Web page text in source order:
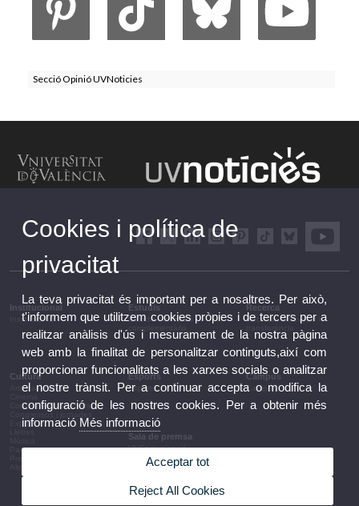
Secció Opinió UVNoticies
Institucional
Institucional
Estudis
Estudis i formació
Recerca
Recerca, innovació i
Cultura
Arts escèniques
Conferències i debats
Congressos i jornades
Exposicions
Patrimoni
Esports
Esports
Campus
Campus
Sala de premsa
UVComunicació
Notes de premsa
Agenda de govern
Informació corporativa
Cookies i política de
privacitat
La teva privacitat és important per a nosaltres. Per això,
t'informem que utilitzem cookies pròpies i de tercers per a
realitzar anàlisis d'ús i mesurament de la nostra pàgina
web amb la finalitat de personalitzar continguts,així com
proporcionar funcionalitats a les xarxes socials o analitzar
el nostre trànsit. Per a continuar accepta o modifica la
configuració de les nostres cookies. Per a obtenir més
informació Més informació
Acceptar tot
Reject All Cookies